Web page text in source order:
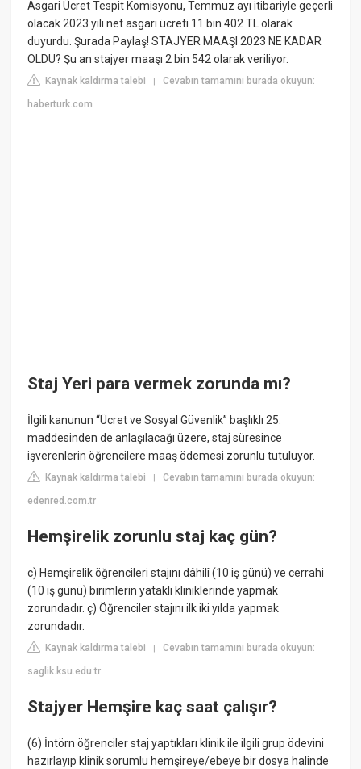
Asgari Ücret Tespit Komisyonu, Temmuz ayı itibariyle geçerli
olacak 2023 yılı net asgari ücreti 11 bin 402 TL olarak
duyurdu. Şurada Paylaş! STAJYER MAAŞI 2023 NE KADAR
OLDU? Şu an stajyer maaşı 2 bin 542 olarak veriliyor.
Kaynak kaldırma talebi |Cevabın tamamını burada okuyun:
haberturk.com
Staj Yeri para vermek zorunda mı?
İlgili kanunun “Ücret ve Sosyal Güvenlik” başlıklı 25.
maddesinden de anlaşılacağı üzere, staj süresince
işverenlerin öğrencilere maaş ödemesi zorunlu tutuluyor.
Kaynak kaldırma talebi |Cevabın tamamını burada okuyun:
edenred.com.tr
Hemşirelik zorunlu staj kaç gün?
c) Hemşirelik öğrencileri stajını dâhilî (10 iş günü) ve cerrahi
(10 iş günü) birimlerin yataklı kliniklerinde yapmak
zorundadır. ç) Öğrenciler stajını ilk iki yılda yapmak
zorundadır.
Kaynak kaldırma talebi |Cevabın tamamını burada okuyun:
saglik.ksu.edu.tr
Stajyer Hemşire kaç saat çalışır?
(6) İntörn öğrenciler staj yaptıkları klinik ile ilgili grup ödevini
hazırlayıp klinik sorumlu hemşireye/ebeye bir dosya halinde